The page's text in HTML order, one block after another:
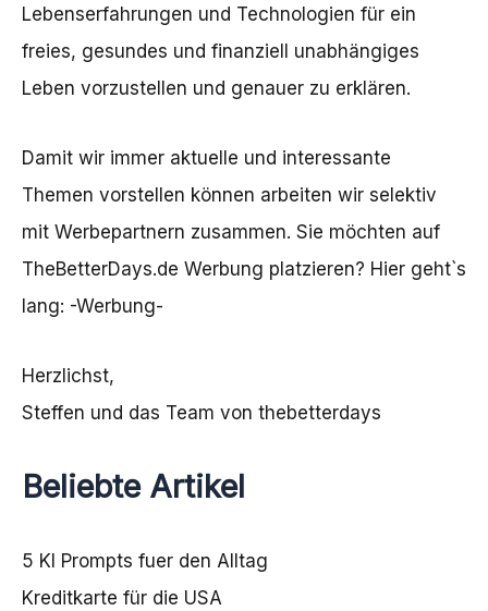
Lebenserfahrungen und Technologien für ein
freies, gesundes und finanziell unabhängiges
Leben vorzustellen und genauer zu erklären.
Damit wir immer aktuelle und interessante
Themen vorstellen können arbeiten wir selektiv
mit Werbepartnern zusammen. Sie möchten auf
TheBetterDays.de Werbung platzieren? Hier geht`s
lang: -Werbung-
Herzlichst,
Steffen und das Team von thebetterdays
Beliebte Artikel
5 KI Prompts fuer den Alltag
Kreditkarte für die USA